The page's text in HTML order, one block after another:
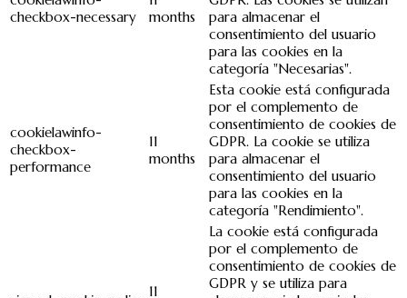
checkbox-necessary
months
para almacenar el
consentimiento del usuario
para las cookies en la
categoría "Necesarias".
cookielawinfo-
checkbox-
performance
11
months
Esta cookie está configurada
por el complemento de
consentimiento de cookies de
GDPR. La cookie se utiliza
para almacenar el
consentimiento del usuario
para las cookies en la
categoría "Rendimiento".
11
La cookie está configurada
por el complemento de
consentimiento de cookies de
GDPR y se utiliza para